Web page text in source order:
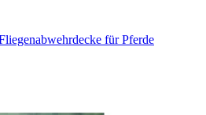
für Pferde